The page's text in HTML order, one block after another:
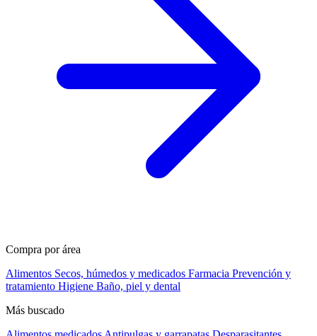
Compra por área
Alimentos Secos, húmedos y medicados Farmacia Prevención y
tratamiento Higiene Baño, piel y dental
Más buscado